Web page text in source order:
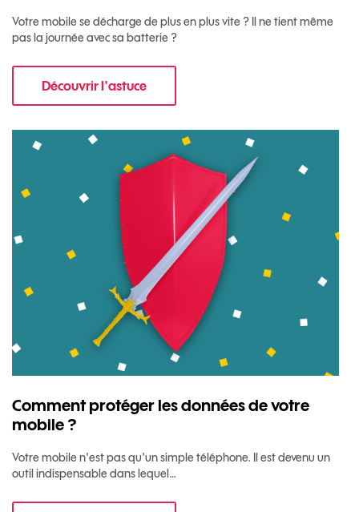
Votre mobile se décharge de plus en plus vite ? Il ne tient même
pas la journée avec sa batterie ?
Découvrir l'astucepour Comment optimiser la batterie de
Comment protéger les données de votre
mobile ?
Votre mobile n'est pas qu'un simple téléphone. Il est devenu un
outil indispensable dans lequel…